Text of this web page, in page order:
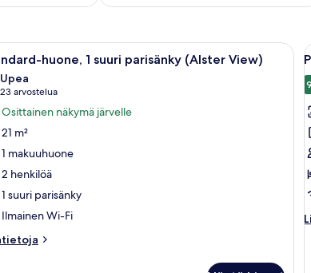
yöpöytä lampun kanssa ja läpikuultavat verhot.
Hotellihuone, jossa on sänky,
huone, 1 suuri parisänky (Alster View)
kautta 10
Upea
23 arvostelua
(23
arvostelua)
Osittainen näkymä järvelle
21 m²
1 makuuhuone
2 henkilöä
1 suuri parisänky
Ilmainen Wi-Fi